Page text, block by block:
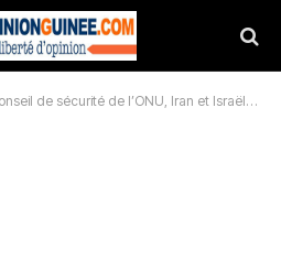
sécurité de l’ONU, Iran et Israël s’accusent mutuellement d’être «la» menace pour la paix